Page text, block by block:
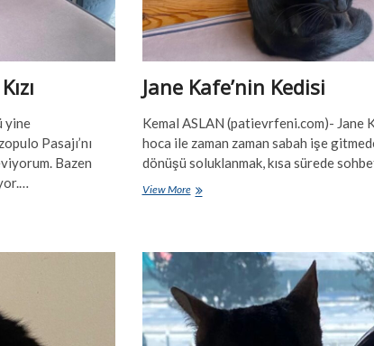
yine
Pasajı’nı
Bazen
Jane Kafe’nin Kedisi
Kemal ASLAN (patievrfeni.com)- Jane
hoca ile zaman zaman sabah işe
dönüşü soluklanmak, kısa sürede
View MoreJane